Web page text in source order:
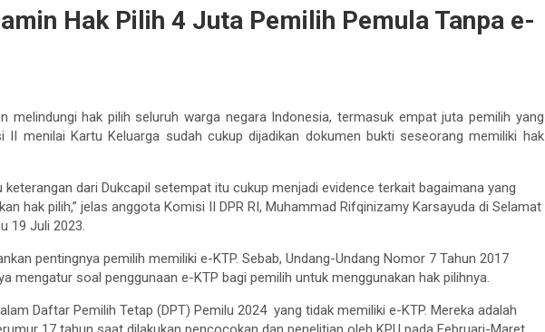
Hak Pilih 4 Juta Pemilih Pemula Tanpa e-
melindungi hak pilih seluruh warga negara Indonesia, termasuk empat juta pemilih yang
II menilai Kartu Keluarga sudah cukup dijadikan dokumen bukti seseorang memiliki hak
keterangan dari Dukcapil setempat itu cukup menjadi evidence terkait bagaimana yang
hak pilih,” jelas anggota Komisi II DPR RI, Muhammad Rifqinizamy Karsayuda di Selamat
19 Juli 2023.
pentingnya pemilih memiliki e-KTP. Sebab, Undang-Undang Nomor 7 Tahun 2017
mengatur soal penggunaan e-KTP bagi pemilih untuk menggunakan hak pilihnya.
Daftar Pemilih Tetap (DPT) Pemilu 2024 yang tidak memiliki e-KTP. Mereka adalah